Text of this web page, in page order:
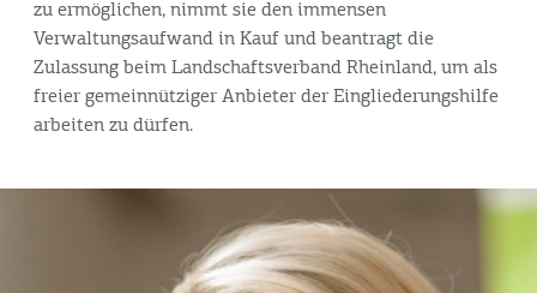
zu ermöglichen, nimmt sie den immensen
Verwaltungsaufwand in Kauf und beantragt die
Zulassung beim Landschaftsverband Rheinland, um als
freier gemeinnütziger Anbieter der Eingliederungshilfe
arbeiten zu dürfen.